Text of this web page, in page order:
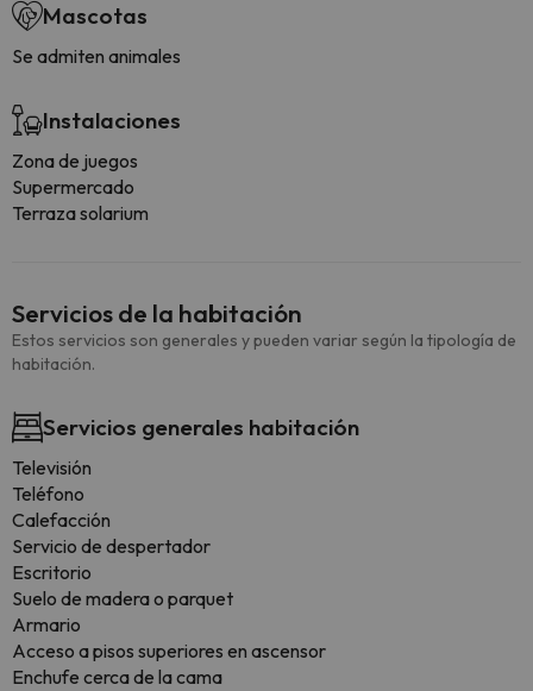
Mascotas
Se admiten animales
Instalaciones
Zona de juegos
Supermercado
Terraza solarium
Servicios de la habitación
Estos servicios son generales y pueden variar según la tipología de
habitación.
Servicios generales habitación
Televisión
Teléfono
Calefacción
Servicio de despertador
Escritorio
Suelo de madera o parquet
Armario
Acceso a pisos superiores en ascensor
Enchufe cerca de la cama